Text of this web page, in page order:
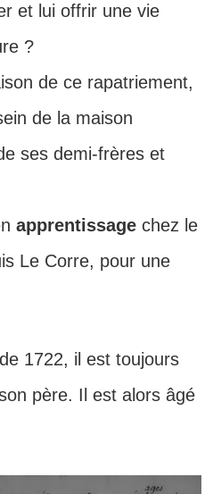
et lui offrir une vie
?
de ce rapatriement,
de la maison
ses demi-frères et
apprentissagechez le
Le Corre, pour une
1722, il est toujours
père. Il est alors âgé